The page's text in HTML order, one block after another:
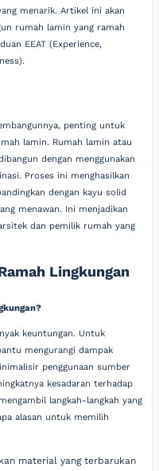
menarik. Artikel ini akan
rumah lamin yang ramah
EEAT (Experience,
penting untuk
lamin. Rumah lamin atau
dengan menggunakan
Proses ini menghasilkan
dengan kayu solid
menawan. Ini menjadikan
dan pemilik rumah yang
Lingkungan
keuntungan. Untuk
mengurangi dampak
penggunaan sumber
kesadaran terhadap
langkah-langkah yang
alasan untuk memilih
material yang terbarukan